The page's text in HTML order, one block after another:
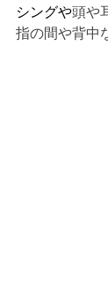
シングや頭や
指の間や背中